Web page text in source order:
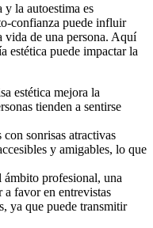
la autoestima es
confianza puede influir
vida de una persona. Aquí
estética puede impactar la
estética mejora la
tienden a sentirse
sonrisas atractivas
y amigables, lo que
ámbito profesional, una
a favor en entrevistas
ya que puede transmitir